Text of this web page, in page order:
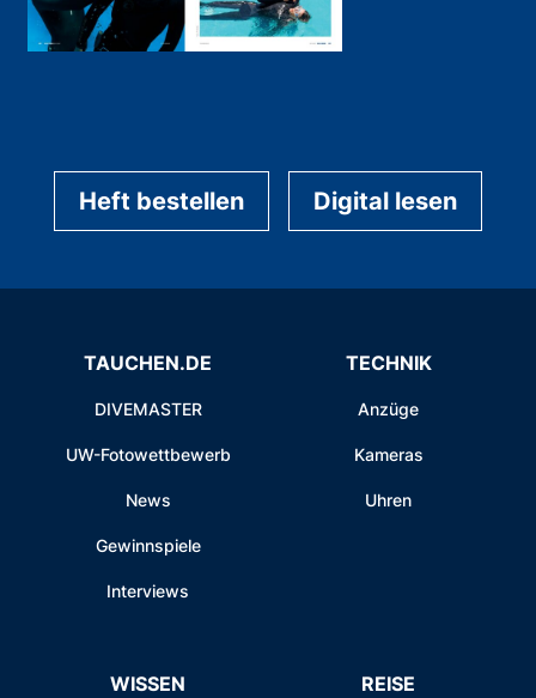
Heft bestellen Digital lesen
TAUCHEN.DE
DIVEMASTER
UW-Fotowettbewerb
News
Gewinnspiele
Interviews
TECHNIK
Anzüge
Kameras
Uhren
WISSEN REISE